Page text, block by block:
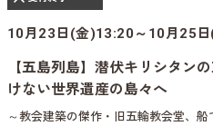
10月23日(金)13:20～10月25
【五島列島】潜伏キリシタン
けない世界遺産の島々へ
～教会建築の傑作・旧五輪教会堂、